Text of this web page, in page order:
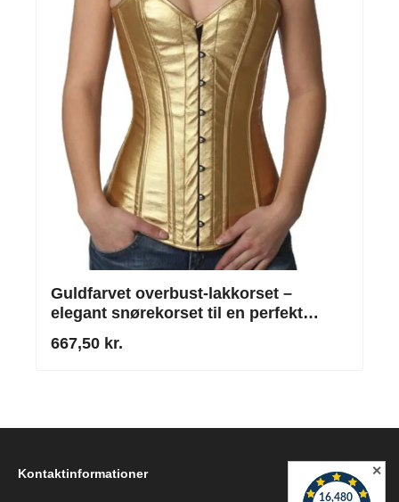
Guldfarvet overbust-lakkorset –
elegant snørekorset til en perfekt
667,50 kr.
Kontaktinformationer ✕